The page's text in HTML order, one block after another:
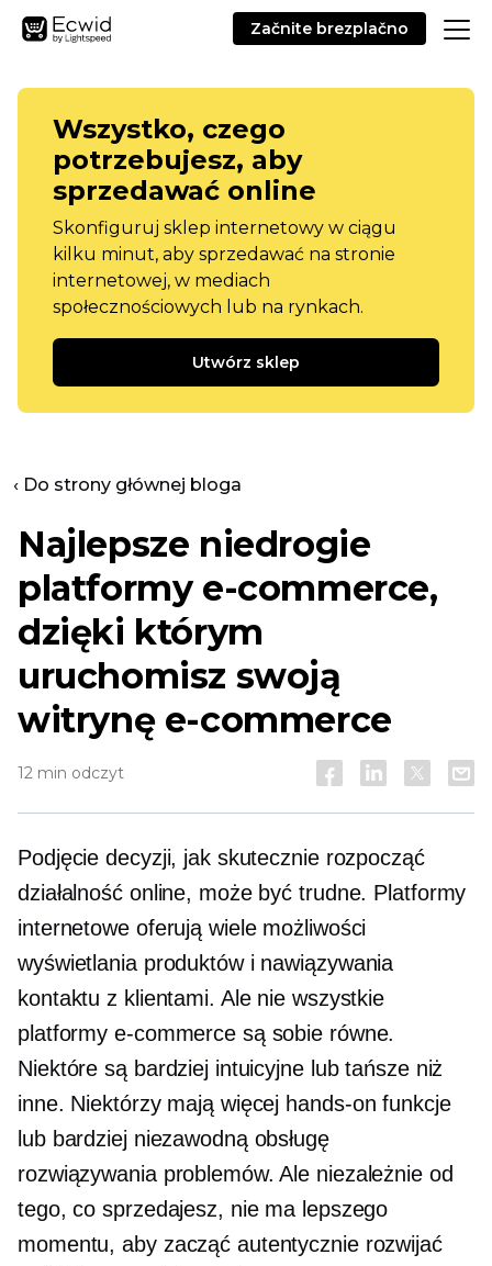
Začnite brezplačno
Wszystko, czego
potrzebujesz, aby
sprzedawać online
Skonfiguruj sklep internetowy w ciągu
kilku minut, aby sprzedawać na stronie
internetowej, w mediach
społecznościowych lub na rynkach.
Utwórz sklep
‹ Do strony głównej bloga
Najlepsze niedrogie
platformy e-commerce,
dzięki którym
uruchomisz swoją
witrynę e-commerce
12 min odczyt
Podjęcie decyzji, jak skutecznie rozpocząć
działalność online, może być trudne. Platformy
internetowe oferują wiele możliwości
wyświetlania produktów i nawiązywania
kontaktu z klientami. Ale nie wszystkie
platformy e-commerce są sobie równe.
Niektóre są bardziej intuicyjne lub tańsze niż
inne. Niektórzy mają więcej hands-on funkcje
lub bardziej niezawodną obsługę
rozwiązywania problemów. Ale niezależnie od
tego, co sprzedajesz, nie ma lepszego
momentu, aby zacząć autentycznie rozwijać